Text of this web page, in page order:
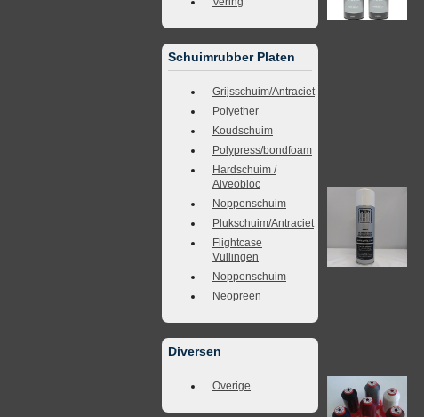
Schuimrubber Platen
Grijsschuim/Antraciet
Polyether
Koudschuim
Polypress/bondfoam
Hardschuim /
Alveobloc
Noppenschuim
Plukschuim/Antraciet
Flightcase
Vullingen
Noppenschuim
Neopreen
Diversen
Overige